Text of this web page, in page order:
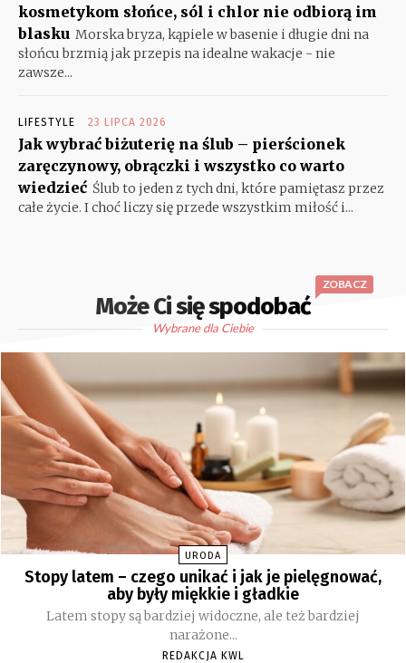
kosmetykom słońce, sól i chlor nie odbiorą im
blasku Morska bryza, kąpiele w basenie i długie dni na
słońcu brzmią jak przepis na idealne wakacje - nie
zawsze...
LIFESTYLE 23 LIPCA 2026
Jak wybrać biżuterię na ślub – pierścionek
zaręczynowy, obrączki i wszystko co warto
wiedzieć Ślub to jeden z tych dni, które pamiętasz przez
całe życie. I choć liczy się przede wszystkim miłość i...
Może Ci się spodobać
ZOBACZ
Wybrane dla Ciebie
URODA
Stopy latem – czego unikać i jak je pielęgnować,
aby były miękkie i gładkie
Latem stopy są bardziej widoczne, ale też bardziej
narażone...
REDAKCJA KWL